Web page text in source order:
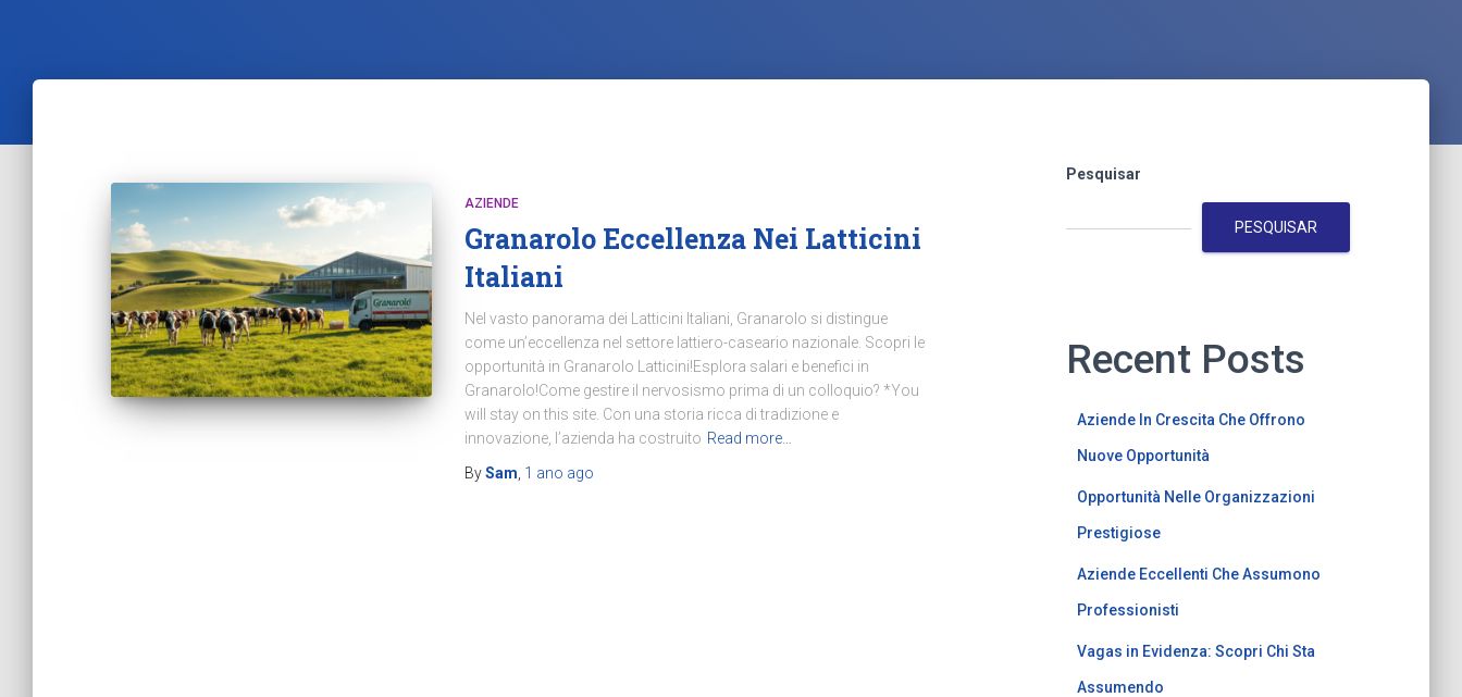
AZIENDE
Granarolo Eccellenza Nei Latticini
Italiani
Nel vasto panorama dei Latticini Italiani, Granarolo si distingue
come un’eccellenza nel settore lattiero-caseario nazionale. Scopri le
opportunità in Granarolo Latticini!Esplora salari e benefici in
Granarolo!Come gestire il nervosismo prima di un colloquio? *You
will stay on this site. Con una storia ricca di tradizione e
innovazione, l’azienda ha costruito Read more…
BySam 1 ano ago
Pesquisar
PESQUISAR
Recent Posts
Aziende In Crescita Che Offrono
Nuove Opportunità
Opportunità Nelle Organizzazioni
Prestigiose
Aziende Eccellenti Che Assumono
Professionisti
Vagas in Evidenza: Scopri Chi Sta
Assumendo